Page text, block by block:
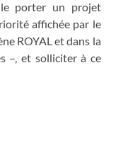
porter un projet
affichée par le
ROYAL et dans la
–, et solliciter à ce